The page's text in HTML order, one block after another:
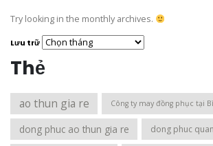
Try looking in the monthly archives.
Lưu trữ
Thẻ
ao thun gia re Công ty may đồng phục tại
dong phuc ao thun gia re dong phuc